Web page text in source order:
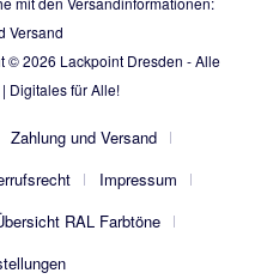
Versand
© 2026 Lackpoint Dresden - Alle
Digitales für Alle!
Zahlung und Versand
Impressum
RAL Farbtöne